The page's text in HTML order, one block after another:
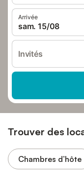
Arrivée
sam. 15/08
Invités
Trouver des
Chambres d’hôte